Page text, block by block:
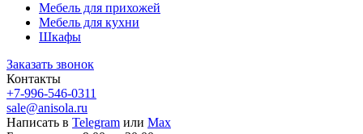
Мебель для прихожей
Мебель для кухни
Шкафы
Заказать звонок
Контакты
+7-996-546-0311
sale@anisola.ru
Написать в Telegram или Max